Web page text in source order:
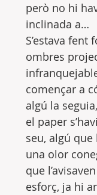
però no hi
inclinada a…
S’estava fent
ombres
començar a
algú la
el paper
seu, algú
una olor
que
esforç, ja hi